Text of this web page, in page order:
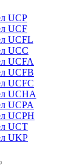
UCP
UCF
UCFL
UCC
UCFA
UCFB
UCFC
UCHA
UCPA
UCPH
UCT
UKP